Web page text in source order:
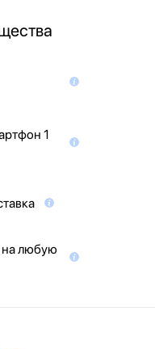
1
на любую